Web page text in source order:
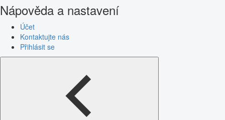
Nápověda a nastavení
Účet
Kontaktujte nás
Přihlásit se